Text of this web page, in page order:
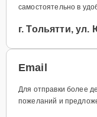
самостоятельно в
г. Тольятти,
Email
Для отправки более
пожеланий и